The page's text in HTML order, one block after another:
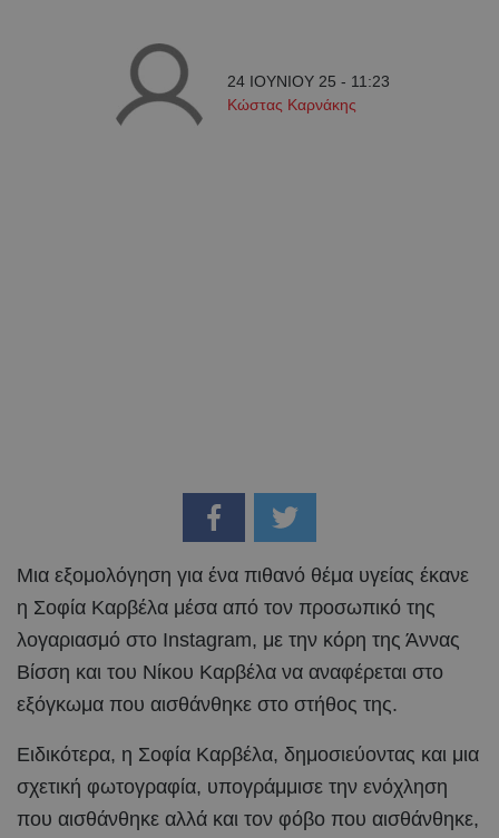
24 ΙΟΥΝΙΟΥ 25 - 11:23
Κώστας Καρνάκης
Μια εξομολόγηση για ένα πιθανό θέμα υγείας έκανε
η Σοφία Καρβέλα μέσα από τον προσωπικό της
λογαριασμό στο Instagram, με την κόρη της Άννας
Βίσση και του Nίκου Καρβέλα να αναφέρεται στο
εξόγκωμα που αισθάνθηκε στο στήθος της.
Ειδικότερα, η Σοφία Καρβέλα, δημοσιεύοντας και μια
σχετική φωτογραφία, υπογράμμισε την ενόχληση
που αισθάνθηκε αλλά και τον φόβο που αισθάνθηκε,